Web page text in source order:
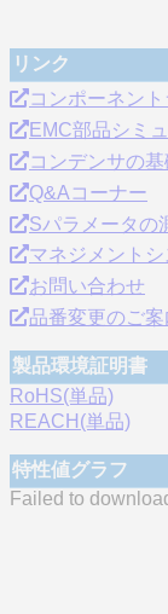
リンク
コンポーネン
EMC部品シミ
コンデンサの
Q&Aコーナー
Sパラメータの
マネジメント
お問い合わせ
品番変更のご案
製品環境証明書
RoHS(単品)
REACH(単品)
特性値グラフ
Failed to